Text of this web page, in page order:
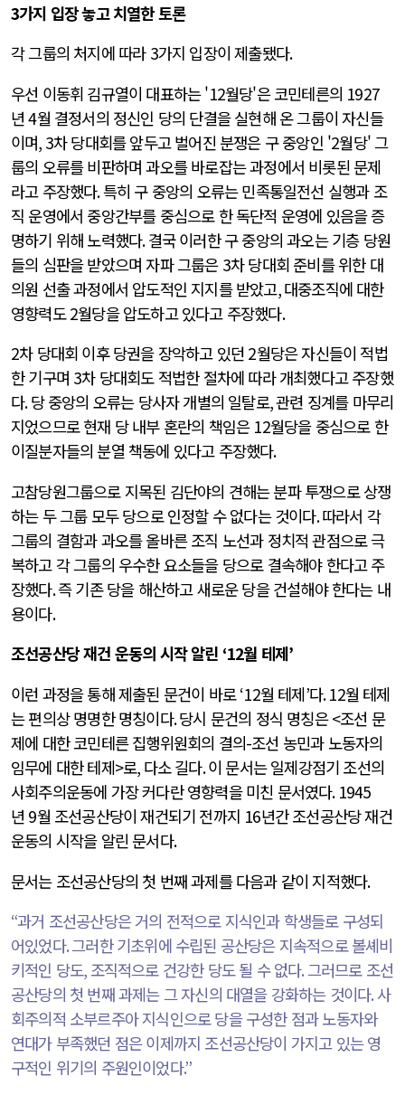
3가지 입장 놓고 치열한 토론
각 그룹의 처지에 따라 3가지 입장이 제출됐다.
우선 이동휘 김규열이 대표하는 '12월당'은 코민테른의 1927
년4월 결정서의 정신인 당의 단결을 실현해 온 그룹이 자신들
이며, 3차 당대회를 앞두고 벌어진 분쟁은 구 중앙인 '2월당' 그
룹의 오류를 비판하며 과오를 바로잡는 과정에서 비롯된 문제
라고 주장했다.특히 구 중앙의 오류는 민족통일전선 실행과 조
직 운영에서 중앙간부를 중심으로 한 독단적 운영에 있음을 증
명하기 위해 노력했다.결국 이러한 구 중앙의 과오는 기층 당원
들의 심판을 받았으며 자파 그룹은 3차 당대회 준비를 위한 대
의원 선출 과정에서 압도적인 지지를 받았고,대중조직에 대한
영향력도2월당을 압도하고 있다고 주장했다.
2차 당대회 이후 당권을 장악하고 있던 2월당은 자신들이 적법
한 기구며 3차 당대회도 적법한 절차에 따라 개최했다고 주장했
다.당 중앙의 오류는 당사자 개별의 일탈로,관련 징계를 마무리
지었으므로 현재 당 내부 혼란의 책임은 12월당을 중심으로 한
이질분자들의 분열 책동에 있다고 주장했다.
고참당원그룹으로 지목된 김단야의 견해는 분파 투쟁으로 상쟁
하는 두 그룹 모두 당으로 인정할 수 없다는 것이다.따라서 각
그룹의 결함과 과오를 올바른 조직 노선과 정치적 관점으로 극
복하고 각 그룹의 우수한 요소들을 당으로 결속해야 한다고 주
장했다.즉 기존 당을 해산하고 새로운 당을 건설해야 한다는 내
용이다.
조선공산당 재건 운동의 시작 알린 ‘12월 테제’
이런 과정을 통해 제출된 문건이 바로‘12월 테제’다. 12월 테제
는 편의상 명명한 명칭이다.당시 문건의 정식 명칭은 <조선 문
제에 대한 코민테른 집행위원회의 결의-조선 농민과 노동자의
임무에 대한 테제>로, 다소 길다.이 문서는 일제강점기 조선의
사회주의운동에 가장 커다란 영향력을 미친 문서였다. 1945
년 9월 조선공산당이 재건되기 전까지 16년간 조선공산당 재건
운동의 시작을 알린 문서다.
문서는 조선공산당의 첫 번째 과제를 다음과 같이 지적했다.
“과거 조선공산당은 거의 전적으로 지식인과 학생들로 구성되
어있었다.그러한 기초위에 수립된 공산당은 지속적으로 볼셰비
키적인 당도, 조직적으로 건강한 당도 될 수 없다. 그러므로 조선
공산당의 첫 번째 과제는 그 자신의 대열을 강화하는 것이다. 사
회주의적 소부르주아 지식인으로 당을 구성한 점과 노동자와
연대가 부족했던 점은 이제까지 조선공산당이 가지고 있는 영
구적인 위기의 주원인이었다.”